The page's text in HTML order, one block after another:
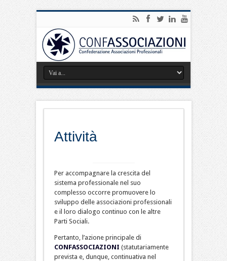
Attività
Per accompagnare la crescita del
sistema professionale nel suo
complesso occorre promuovere lo
sviluppo delle associazioni professionali
e il loro dialogo continuo con le altre
Parti Sociali.
Pertanto, l’azione principale di
CONFASSOCIAZIONI (statutariamente
prevista e, dunque, continuativa nel